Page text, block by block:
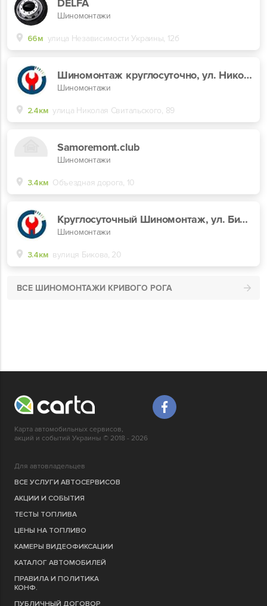
DELFA
Шиномонтажи
66м улица Независимости Украины, 12б
Шиномонтаж круглосуточно, ул. Николая Свитальского, 89
Шиномонтажи
2.4км улица Николая Свитальского, 89
Samoremont.club
Шиномонтажи
3.4км Объездная дорога, 10
Круглосуточный Шиномонтаж, ул. Бикова, 20
Шиномонтажи
3.4км вулиця Бикова, 20
ВСЕ ШИНОМОНТАЖИ КРИВОГО РОГА
Карта автомобильных сервисов,
акций и событий Украины © 2018 - 2026
Для автовладельцев
ВСЕ УСЛУГИ АВТОСЕРВИСОВ
АКЦИИ И СОБЫТИЯ
ТЕСТЫ ТОПЛИВА
ЦЕНЫ НА ТОПЛИВО
КАМЕРЫ ВИДЕОФИКСАЦИИ
КАТАЛОГ АВТОМОБИЛЕЙ
ПРАВИЛА И ПОЛИТИКА
КОНФ.
ПУБЛИЧНЫЙ ДОГОВОР